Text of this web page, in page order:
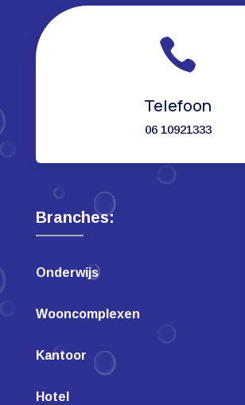

Telefoon
06 10921333
Branches:
Onderwijs
Wooncomplexen
Kantoor
Hotel